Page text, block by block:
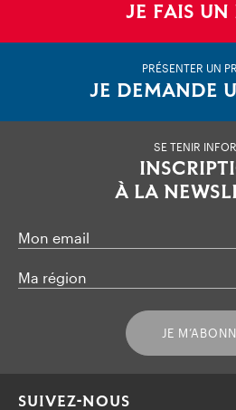
JE FAIS UN
PRÉSENTER UN
JE DEMANDE
SE TENIR
À LA
Mon email
Ma région
JE
SUIVEZ-NOUS